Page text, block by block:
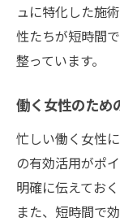
ュに特化した施
性たちが短時間
整っています。
働く女性のため
忙しい働く女性
の有効活用がポ
明確に伝えてお
また、短時間で